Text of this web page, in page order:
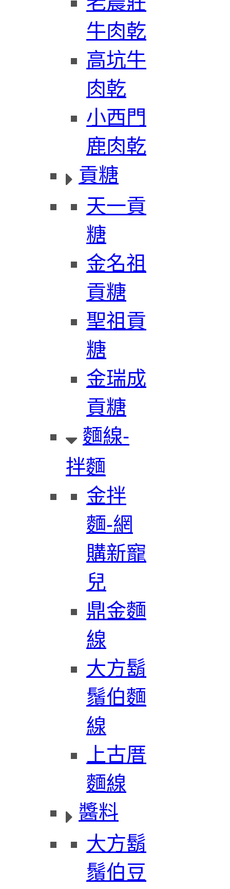
牛肉乾
高坑牛
肉乾
小西門
鹿肉乾
貢糖
天一貢
糖
金名祖
貢糖
聖祖貢
糖
金瑞成
貢糖
麵線-
拌麵
金拌
麵-網
購新寵
兒
鼎金麵
線
大方鬍
鬚伯麵
線
上古厝
麵線
醬料
大方鬍
鬚伯豆